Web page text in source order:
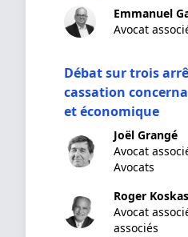
Emmanuel
Avocat
Débat sur trois
cassation
et économique
Joël Grangé
Avocat
Avocats
Roger Koskas
Avocat
associés